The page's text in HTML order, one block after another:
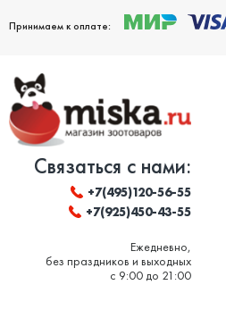
Принимаем к оплате:
Связаться с нами:
+7(495)120-56-55
+7(925)450-43-55
Ежедневно,
без праздников и выходных
с 9:00 до 21:00